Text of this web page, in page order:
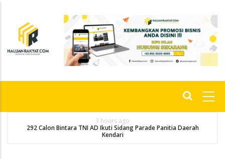
content
3 hours ago
292 Calon Bintara TNI AD Ikuti Sidang Parade Panitia Daerah
Kendari